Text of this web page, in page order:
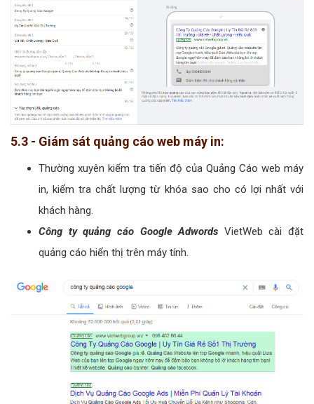
5.3 - Giám sát quảng cáo web máy in:
Thường xuyên kiểm tra tiến độ của Quảng Cáo web máy
in, kiểm tra chất lượng từ khóa sao cho có lợi nhất với
khách hàng.
Công ty quảng cáo Google Adwords VietWeb cài đặt
quảng cáo hiển thị trên máy tính.